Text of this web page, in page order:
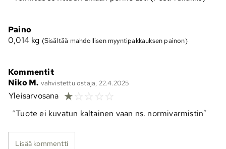
Paino
0,014 kg (Sisältää mahdollisen myyntipakkauksen painon)
Kommentit
Niko M. vahvistettu ostaja, 22.4.2025
Yleisarvosana ☆☆ ☆ ☆ ☆
Tuote ei kuvatun kaltainen vaan ns. normivarmistin
Lisää kommentti